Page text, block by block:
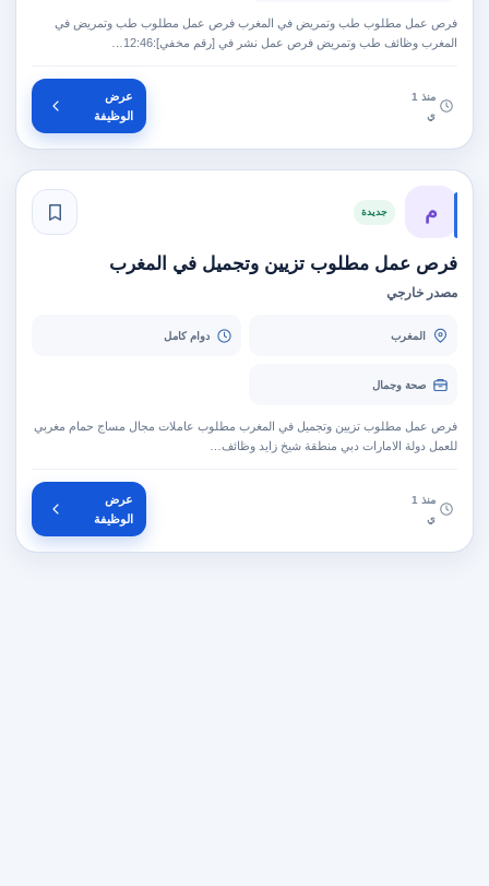
فرص عمل مطلوب طب وتمريض في المغرب فرص عمل مطلوب طب وتمريض في
المغرب وظائف طب وتمريض فرص عمل نشر في [رقم مخفي]:12:46…
منذ 1
ي
عرض
الوظيفة
م جديدة
فرص عمل مطلوب تزيين وتجميل في المغرب
مصدر خارجي
المغرب دوام كامل
صحة وجمال
فرص عمل مطلوب تزيين وتجميل في المغرب مطلوب عاملات مجال مساج حمام مغربي
للعمل دولة الامارات دبي منطقة شيخ زايد وظائف…
منذ 1
ي
عرض
الوظيفة